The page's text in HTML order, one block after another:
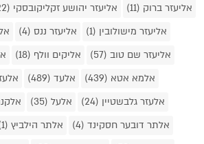
אליעזר ברוק (11)
אליעזר יהושע זקליקובסקי (22)
אליעזר מישולובין (1)
אליעזר ננס (4)
אליעזר שם טוב (57)
אליקים וולף (18)
אלמא אטא (439)
אלעד (489)
אלעזר גלבשטיין (24)
אלעל (35)
אלתר דובער חסקינד (4)
אלתר הילביץ (1)